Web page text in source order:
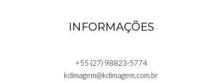
INFORMAÇÕES
+55 (27) 98823-5774
kdimagem@kdimagem.com.br